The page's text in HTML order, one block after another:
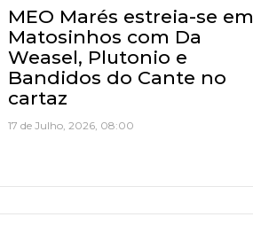
MEO Marés estreia-se em
Matosinhos com Da
Weasel, Plutonio e
Bandidos do Cante no
cartaz
17 de Julho, 2026, 08:00